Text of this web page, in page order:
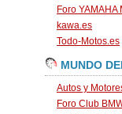
Foro YAMAHA
kawa.es
Todo-Motos.es
MUNDO
Autos y
Foro Club